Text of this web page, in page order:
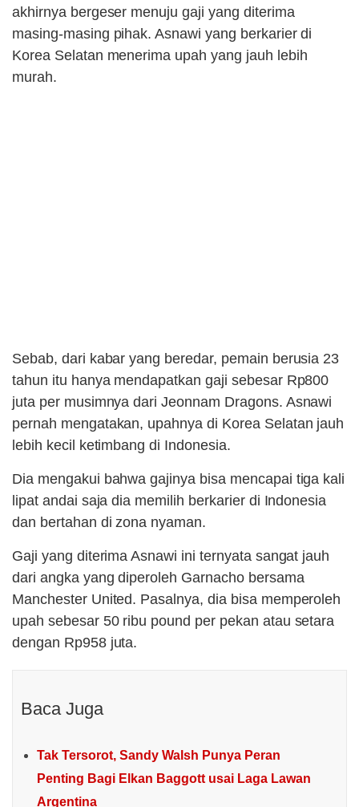
akhirnya bergeser menuju gaji yang diterima
masing-masing pihak. Asnawi yang berkarier di
Korea Selatan menerima upah yang jauh lebih
murah.
Sebab, dari kabar yang beredar, pemain berusia 23
tahun itu hanya mendapatkan gaji sebesar Rp800
juta per musimnya dari Jeonnam Dragons. Asnawi
pernah mengatakan, upahnya di Korea Selatan jauh
lebih kecil ketimbang di Indonesia.
Dia mengakui bahwa gajinya bisa mencapai tiga kali
lipat andai saja dia memilih berkarier di Indonesia
dan bertahan di zona nyaman.
Gaji yang diterima Asnawi ini ternyata sangat jauh
dari angka yang diperoleh Garnacho bersama
Manchester United. Pasalnya, dia bisa memperoleh
upah sebesar 50 ribu pound per pekan atau setara
dengan Rp958 juta.
Baca Juga
Tak Tersorot, Sandy Walsh Punya Peran
Penting Bagi Elkan Baggott usai Laga Lawan
Argentina